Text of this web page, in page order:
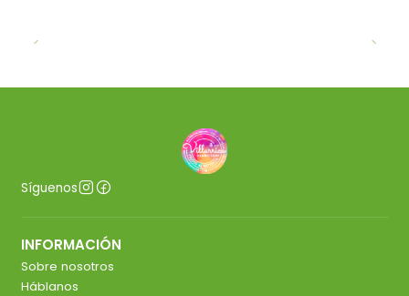
Síguenos
INFORMACIÓN
Sobre nosotros
Háblanos